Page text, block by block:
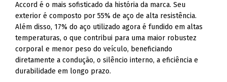
Accord é o mais sofisticado da história da marca. Seu
exterior é composto por 55% de aço de alta resistência.
Além disso, 17% do aço utilizado agora é fundido em altas
temperaturas, o que contribui para uma maior robustez
corporal e menor peso do veículo, beneficiando
diretamente a condução, o silêncio interno, a eficiência e
durabilidade em longo prazo.